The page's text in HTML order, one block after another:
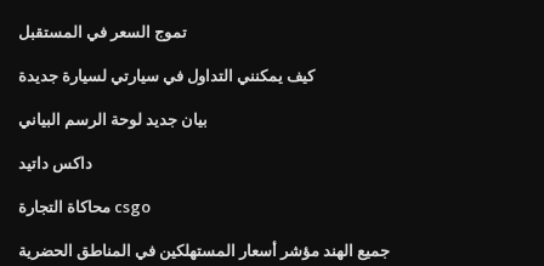
تموج السعر في المستقبل
كيف يمكنني التداول في سيارتي لسيارة جديدة
بيان جديد لوحة الرسم البياني
داكس داتيد
محاكاة التجارة csgo
جميع الهند مؤشر أسعار المستهلكين في المناطق الحضرية